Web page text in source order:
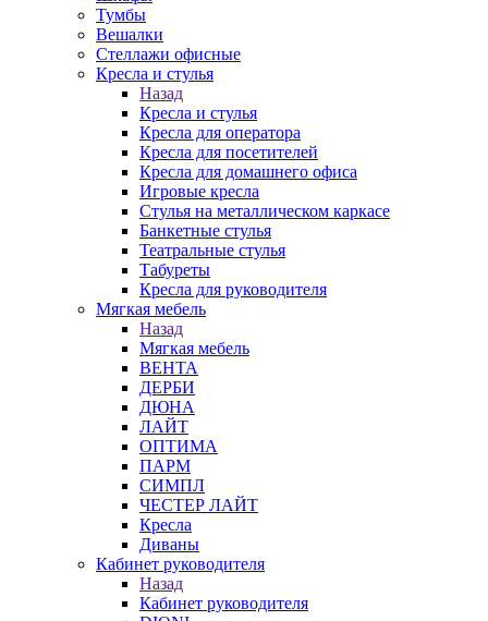
Тумбы
Вешалки
Стеллажи офисные
Кресла и стулья
Назад
Кресла и стулья
Кресла для оператора
Кресла для посетителей
Кресла для домашнего офиса
Игровые кресла
Стулья на металлическом каркасе
Банкетные стулья
Театральные стулья
Табуреты
Кресла для руководителя
Мягкая мебель
Назад
Мягкая мебель
ВЕНТА
ДЕРБИ
ДЮНА
ЛАЙТ
ОПТИМА
ПАРМ
СИМПЛ
ЧЕСТЕР ЛАЙТ
Кресла
Диваны
Кабинет руководителя
Назад
Кабинет руководителя